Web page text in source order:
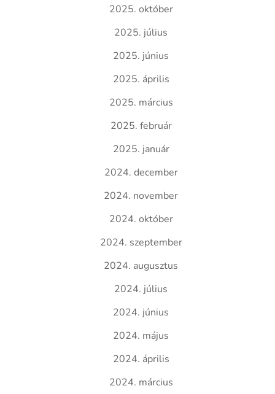
2025. október
2025. július
2025. június
2025. április
2025. március
2025. február
2025. január
2024. december
2024. november
2024. október
2024. szeptember
2024. augusztus
2024. július
2024. június
2024. május
2024. április
2024. március